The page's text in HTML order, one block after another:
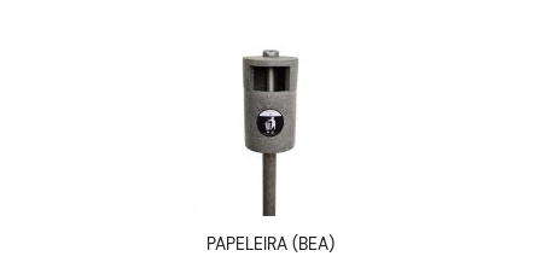
PAPELEIRA (BEA)